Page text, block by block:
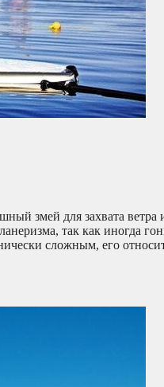
змей для захвата ветра
так как иногда
сложным, его